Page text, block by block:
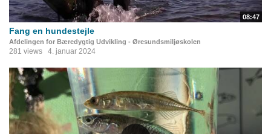
08:47
Fang en hundestejle
Afdelingen for Bæredygtig Udvikling - Øresundsmiljøskolen
281 views 4. januar 2024